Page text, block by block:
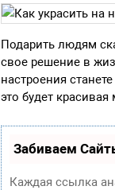
Подарить людям
свое решение в
настроения
это будет
Забиваем
Каждая ссылка